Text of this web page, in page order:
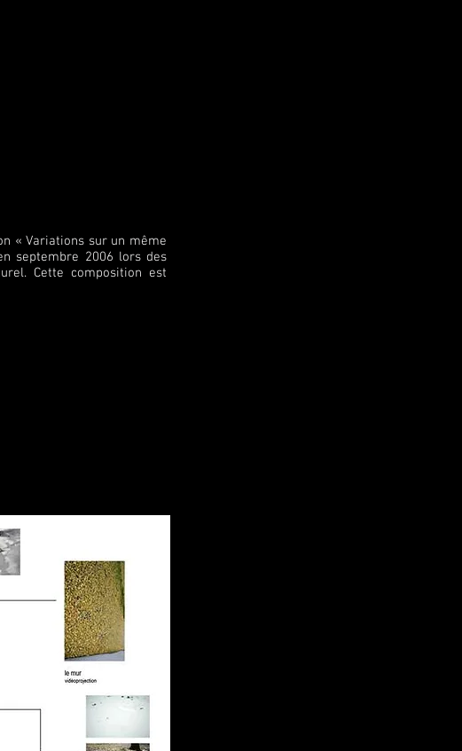
« Variations sur un même
septembre 2006 lors des
Cette composition est